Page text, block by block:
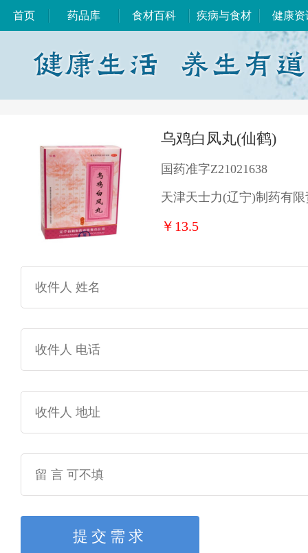
首页 药品库 食材百科 疾病与食材 健康资
乌鸡白凤丸(仙鹤)
国药准字Z21021638
天津天士力(辽宁)制药有
￥13.5